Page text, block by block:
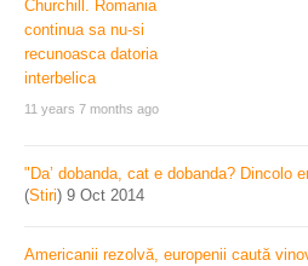
11 years 7 months ago
"Da’ dobanda, cat e dobanda? Dincolo
(Stiri) 9 Oct 2014
Americanii rezolvă, europenii caută